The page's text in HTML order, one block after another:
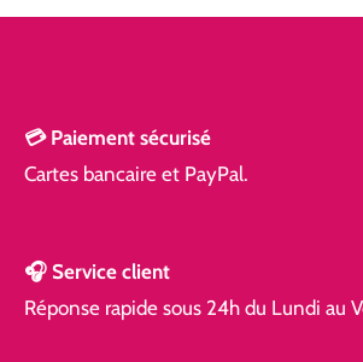
💳 Paiement sécurisé
Cartes bancaire et PayPal.
🎧 Service client
Réponse rapide sous 24h du Lundi au